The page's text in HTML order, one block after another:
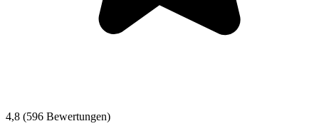
4,8 (596 Bewertungen)